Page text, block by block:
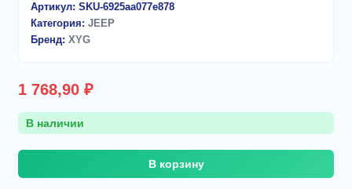
Артикул: SKU-6925aa077e878
Категория: JEEP
Бренд: XYG
1 768,90 ₽
В наличии
Количество
В корзину